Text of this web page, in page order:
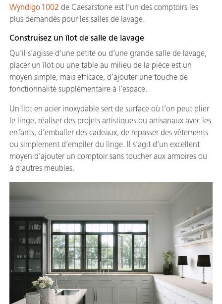
Wyndigo 1002 de Caesarstone est l’un des comptoirs les
plus demandés pour les salles de lavage.
Construisez un îlot de salle de lavage
Qu’il s’agisse d’une petite ou d’une grande salle de lavage,
placer un îlot ou une table au milieu de la pièce est un
moyen simple, mais efficace, d’ajouter une touche de
fonctionnalité supplémentaire à l’espace.
Un îlot en acier inoxydable sert de surface où l’on peut plier
le linge, réaliser des projets artistiques ou artisanaux avec les
enfants, d’emballer des cadeaux, de repasser des vêtements
ou simplement d’empiler du linge. Il s’agit d’un excellent
moyen d’ajouter un comptoir sans toucher aux armoires ou
à d’autres meubles.